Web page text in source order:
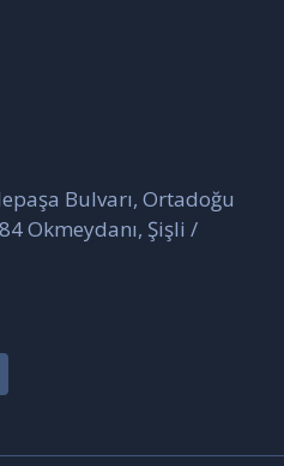
Bulvarı, Ortadoğu
Okmeydanı, Şişli /